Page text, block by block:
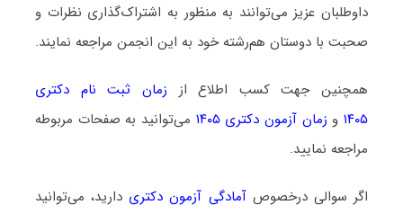
داوطلبان عزیز می‌توانند به منظور به اشتراک‌گذاری نظرات و
صحبت با دوستان هم‌رشته خود به این انجمن مراجعه نمایند.
همچنین جهت کسب اطلاع از زمان ثبت نام دکتری
۱۴۰۵ و زمان آزمون دکتری ۱۴۰۵
می‌توانید به صفحات مربوطه
مراجعه نمایید.
اگر سوالی درخصوصآمادگی آزمون دکتری دارید، می‌توانید